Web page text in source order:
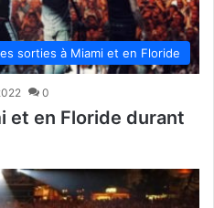
sorties à Miami et en Floride
0
et en Floride durant